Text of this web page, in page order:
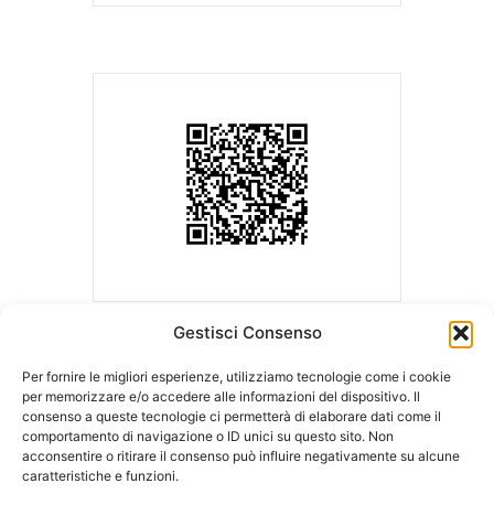
Gestisci Consenso
Per fornire le migliori esperienze, utilizziamo tecnologie come i cookie
per memorizzare e/o accedere alle informazioni del dispositivo. Il
consenso a queste tecnologie ci permetterà di elaborare dati come il
comportamento di navigazione o ID unici su questo sito. Non
acconsentire o ritirare il consenso può influire negativamente su alcune
caratteristiche e funzioni.
ASLA | Associazione Studi Legali Associati
Sede Legale c/o Ordine degli Avvocati
di Milano
Sede operativa c/o LCA Studio